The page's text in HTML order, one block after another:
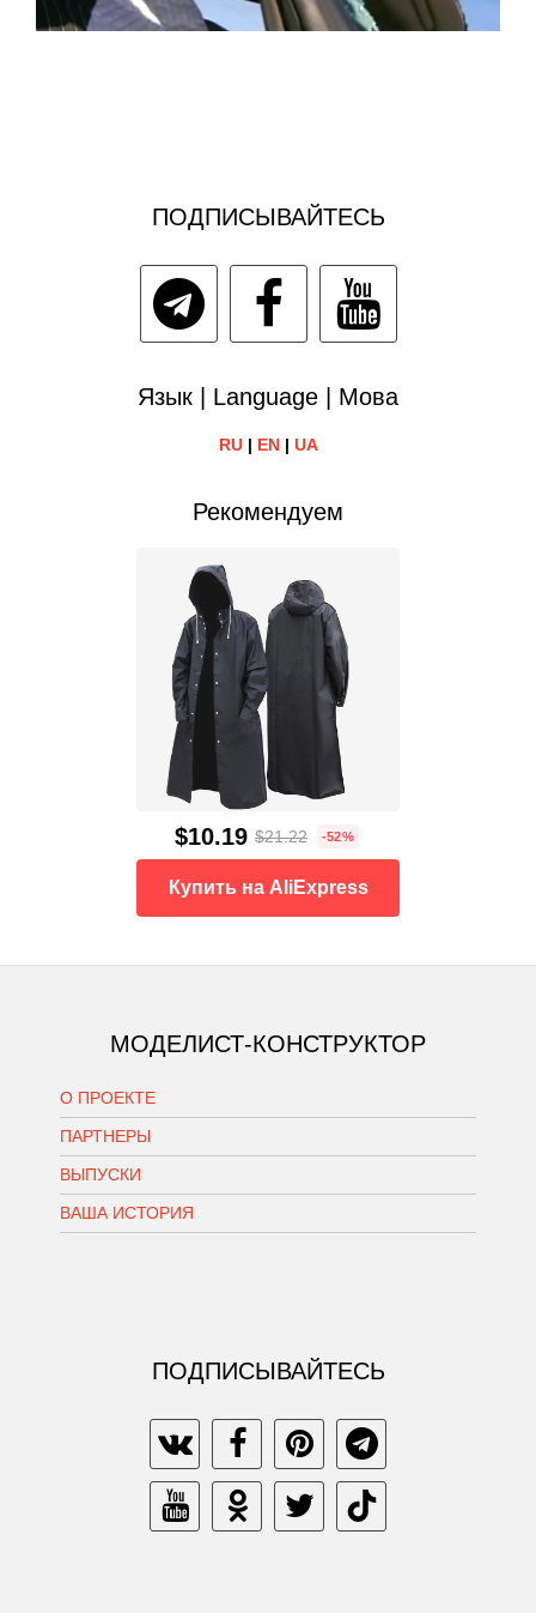
ПОДПИСЫВАЙТЕСЬ
Язык | Language | Мова
RU| EN| UA
Рекомендуем
$10.19 $21.22 -52%
Купить на AliExpress
МОДЕЛИСТ-КОНСТРУКТОР
О ПРОЕКТЕ
ПАРТНЕРЫ
ВЫПУСКИ
ВАША ИСТОРИЯ
ПОДПИСЫВАЙТЕСЬ